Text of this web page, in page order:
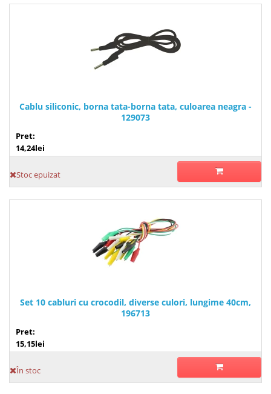
Cablu siliconic, borna tata-borna tata, culoarea neagra -
129073
Pret:
14,24lei
Stoc epuizat
Set 10 cabluri cu crocodil, diverse culori, lungime 40cm,
196713
Pret:
15,15lei
În stoc